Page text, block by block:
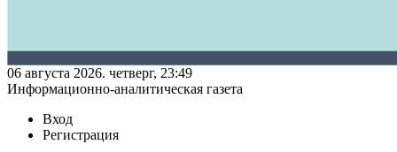
06 августа 2026. четверг, 23:49
Информационно-аналитическая газета
Вход
Регистрация